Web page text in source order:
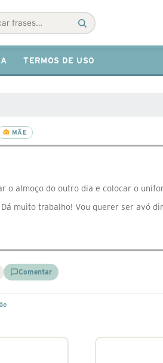
TERMOS DE USO
MÃE
o almoço do outro dia e colocar o
muito trabalho! Vou querer ser avó
Comentar